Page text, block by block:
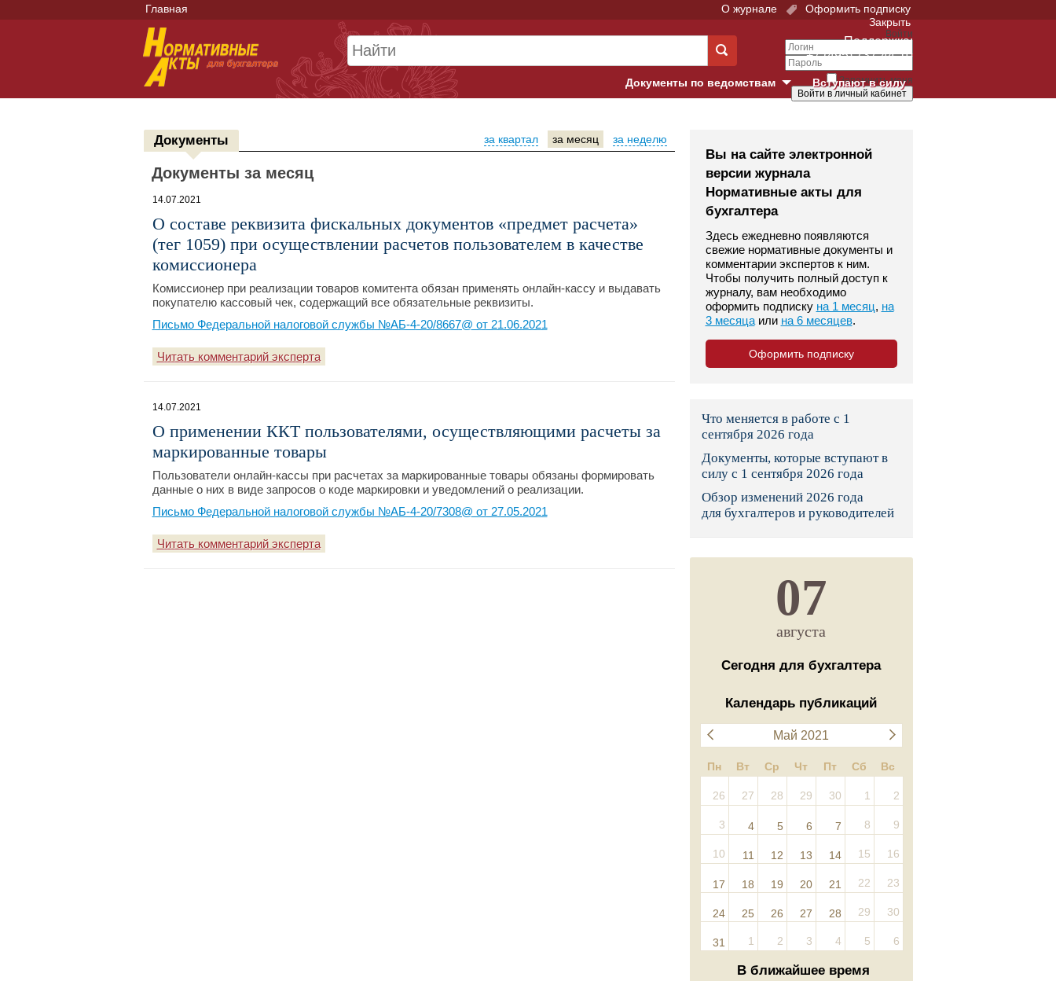
Главная О журнале
Оформить подписку
Закрыть
Войти
Запомнить меня
Поддержка:
+7 (495) 737-44-10
Вступают в силу
Документы по ведомствам
Банк России
Верховный Суд
Гострудинспекция в г. Москве
Конституционный Суд
Пенсионный фонд
Правительство
Роструд
Социальный фонд России
Суд общей юрисдикции
Документы за неделю
за месяц
за квартал
Документы за месяц
14.07.2021
О составе реквизита фискальных документов «предмет расчета»
(тег 1059) при осуществлении расчетов пользователем в качестве
комиссионера
Комиссионер при реализации товаров комитента обязан применять онлайн-кассу и выдавать
покупателю кассовый чек, содержащий все обязательные реквизиты.
Письмо Федеральной налоговой службы №АБ-4-20/8667@ от 21.06.2021
Читать комментарий эксперта
14.07.2021
О применении ККТ пользователями, осуществляющими расчеты за
маркированные товары
Пользователи онлайн-кассы при расчетах за маркированные товары обязаны формировать
данные о них в виде запросов о коде маркировки и уведомлений о реализации.
Письмо Федеральной налоговой службы №АБ-4-20/7308@ от 27.05.2021
Читать комментарий эксперта
Вы на сайте электронной
версии журнала
Нормативные акты для
бухгалтера
Здесь ежедневно появляются
свежие нормативные документы и
комментарии экспертов к ним.
Чтобы получить полный доступ к
журналу, вам необходимо
оформить подписку на 1 месяц, на
3 месяцаили на 6 месяцев.
Оформить подписку
Что меняется в работе с 1
сентября 2026 года
Документы, которые вступают в
силу с 1 сентября 2026 года
Обзор изменений 2026 года
для бухгалтеров и руководителей
07
августа
Сегодня для бухгалтера
Календарь публикаций
Май 2021
Пн Вт Ср Чт Пт Сб Вс
26 27 28 29 30 1 2
3 4 5 6 7 8 9
10 11 12 13 14 15 16
17 18 19 20 21 22 23
24 25 26 27 28 29 30
31 1 2 3 4 5 6
В ближайшее время